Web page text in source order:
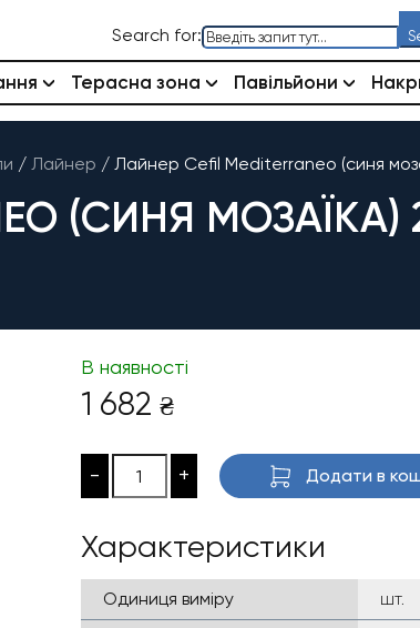
Search for:
Терасна зона Павільйони
/ Лайнер / Лайнер Cefil Mediterraneo (синя
(СИНЯ МОЗАЇКА)
В наявності
1 682 ₴
- + Додати в
Характеристики
Одиниця виміру
шт.